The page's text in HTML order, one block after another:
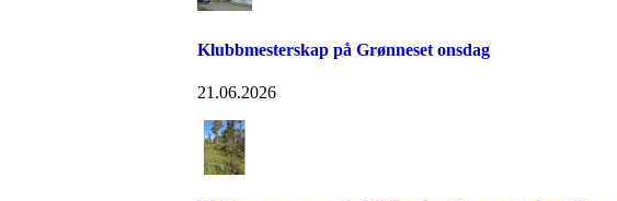
Klubbmesterskap på Grønneset onsdag
21.06.2026